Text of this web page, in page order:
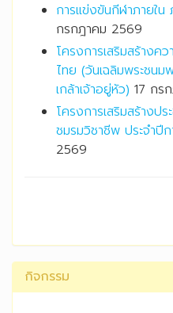
การแข่งขันกีฬาภายใน
กรกฎาคม 2569
โครงการเสริมสร้างค
ไทย (วันเฉลิมพระชนม
เกล้าเจ้าอยู่หัว) 17 กร
โครงการเสริมสร้างป
ชมรมวิชาชีพ ประจำปี
2569
กิจกรรม